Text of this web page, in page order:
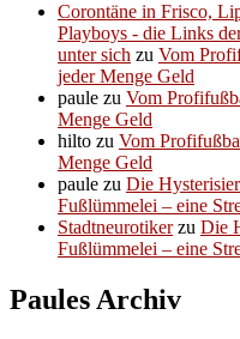
Corontäne in Frisco,
Playboys - die Links
unter sich zu Vom
jeder Menge Geld
paule zu Vom
Menge Geld
hilto zu Vom
Menge Geld
paule zu Die
Fußlümmelei – eine
Stadtneurotikerzu Die
Fußlümmelei – eine
Paules Archiv